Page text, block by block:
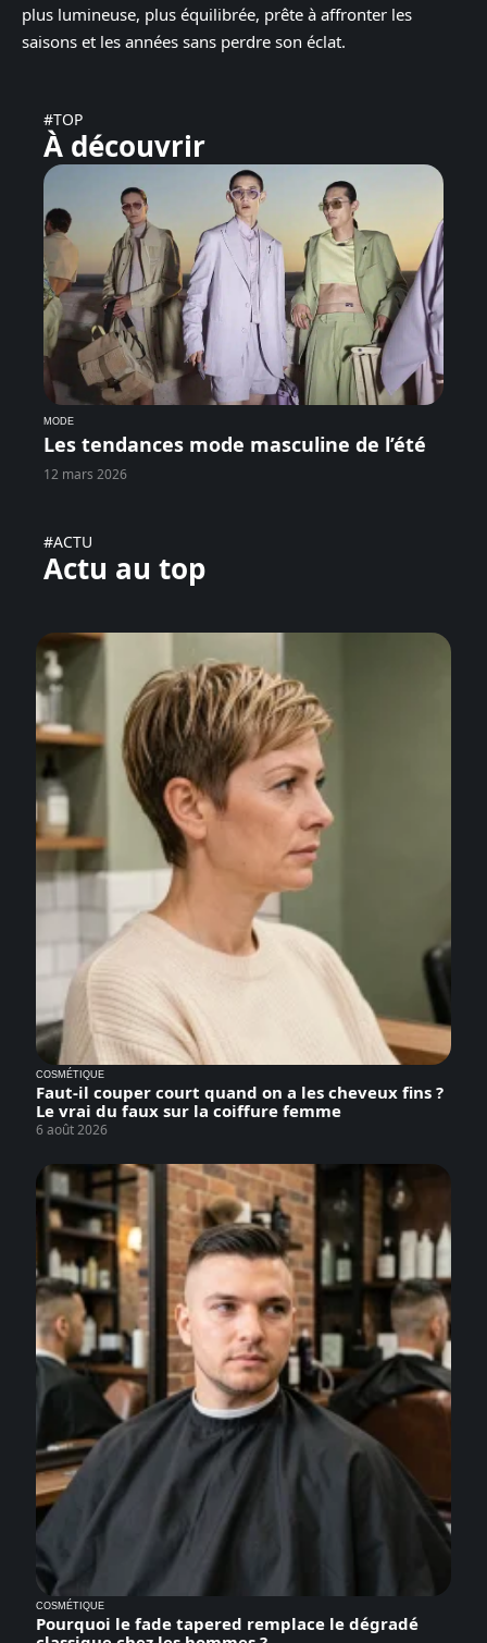
plus lumineuse, plus équilibrée, prête à affronter les
saisons et les années sans perdre son éclat.
#TOP
À découvrir
MODE
Les tendances mode masculine de l’été
12 mars 2026
#ACTU
Actu au top
COSMÉTIQUE
Faut-il couper court quand on a les cheveux fins ?
Le vrai du faux sur la coiffure femme
6 août 2026
COSMÉTIQUE
Pourquoi le fade tapered remplace le dégradé